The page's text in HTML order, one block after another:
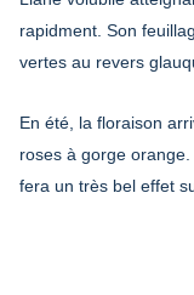
rapidment. Son
vertes au revers
En été, la floraison
roses à gorge
fera un très bel effet